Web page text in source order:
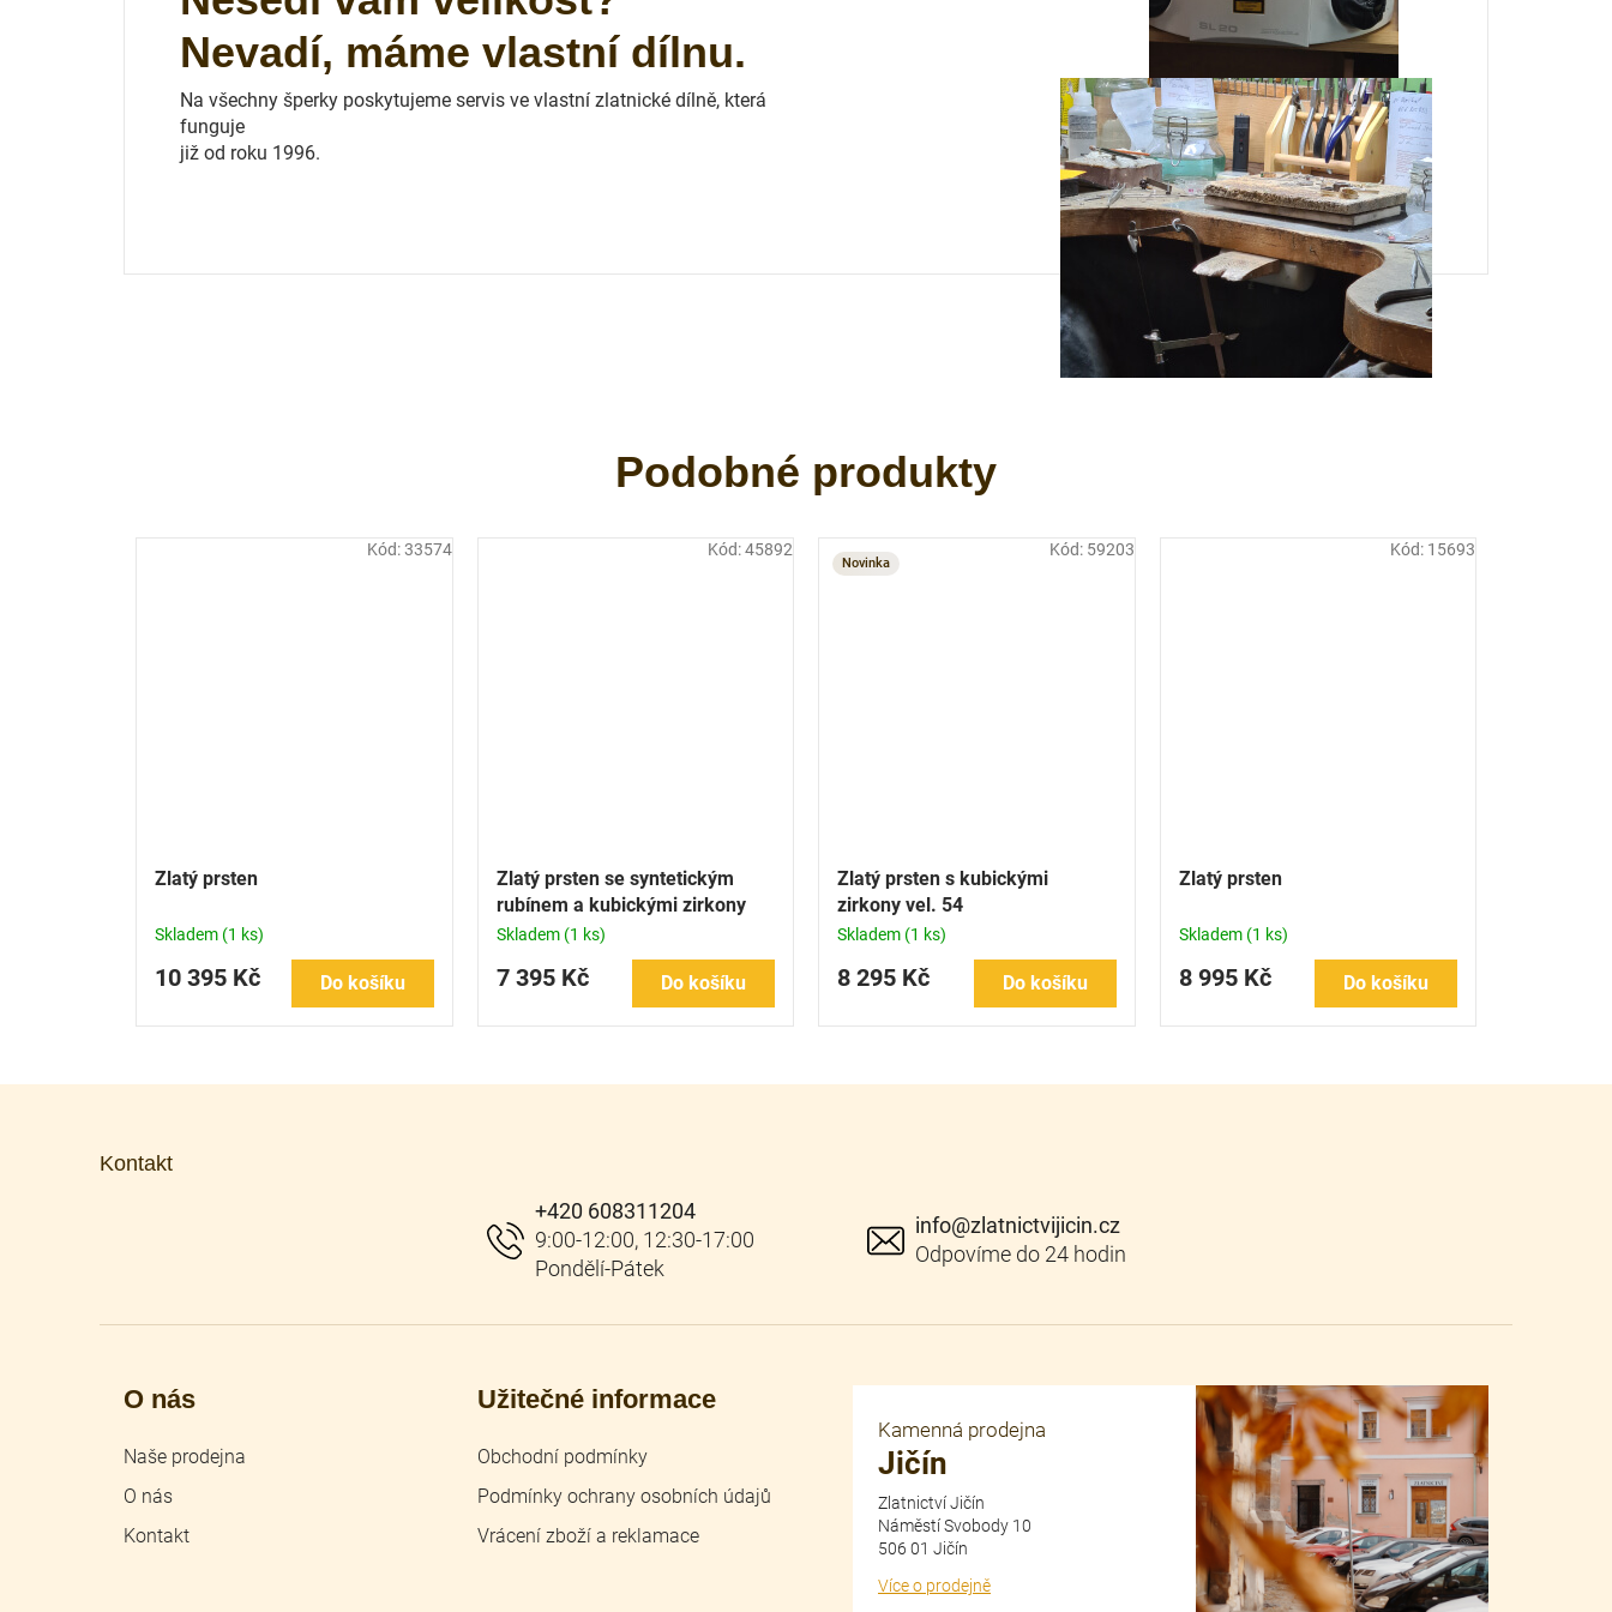
Zlatý prsten
Skladem (1 ks)
10 395 Kč Do košíku
Kód:33574
Zlatý prsten se syntetickým
rubínem a kubickými zirkony
Skladem (1 ks)
7 395 Kč Do košíku
Kód:45892
Novinka
Zlatý prsten s kubickými
zirkony vel. 54
Skladem (1 ks)
8 295 Kč Do košíku
Kód: 59203
Zlatý prsten
Skladem (1 ks)
8 995 Kč Do košíku
Kód: 15693
Nevadí, máme vlastní dílnu.
Na všechny šperky poskytujeme servis ve vlastní zlatnické dílně, která
funguje
již od roku 1996.
Kontakt
info@zlatnictvijicin.cz
+420 608311204
O nás
Naše prodejna
O nás
Kontakt
Užitečné informace
Obchodní podmínky
Podmínky ochrany osobních údajů
Vrácení zboží a reklamace
Kamenná prodejna
Jičín
Zlatnictví Jičín
Náměstí Svobody 10
506 01 Jičín
Více o prodejně